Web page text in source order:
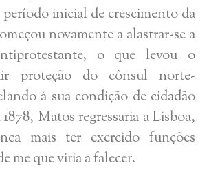
inicial de crescimento da
novamente a alastrar-se a
o que levou o
proteção do cônsul norte-
à sua condição de cidadão
Matos regressaria a Lisboa,
mais ter exercido funções
me que viria a falecer.